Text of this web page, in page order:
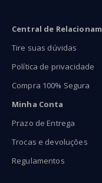
Central de
Tire suas dúvidas
Política de privacidade
Compra 100% Segura
Minha Conta
Prazo de Entrega
Trocas e devoluções
Regulamentos